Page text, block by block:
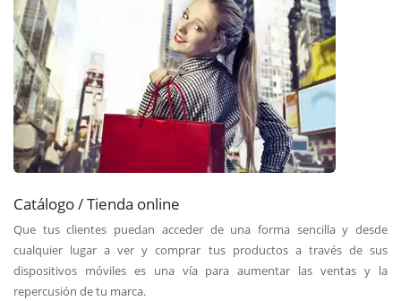
Catálogo / Tienda online
Que tus clientes puedan acceder de una forma sencilla y desde
cualquier lugar a ver y comprar tus productos a través de sus
dispositivos móviles es una vía para aumentar las ventas y la
repercusión de tu marca.